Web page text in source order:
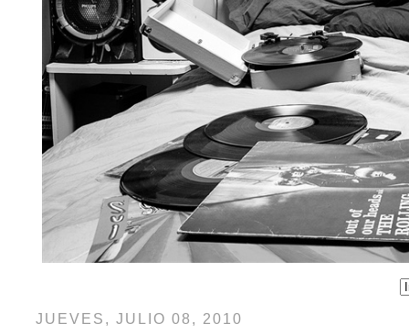
JUEVES, JULIO 08, 2010